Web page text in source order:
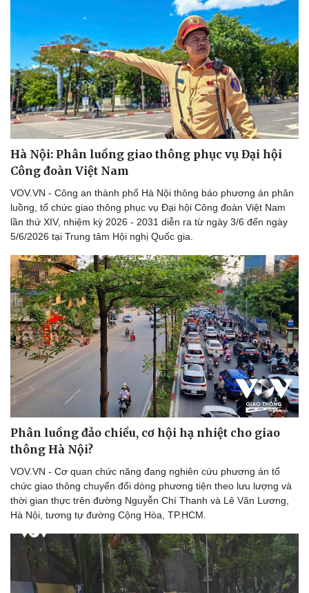
Hà Nội: Phân luồng giao thông phục vụ Đại hội
Công đoàn Việt Nam
VOV.VN - Công an thành phố Hà Nội thông báo phương án phân
luồng, tổ chức giao thông phục vụ Đại hội Công đoàn Việt Nam
lần thứ XIV, nhiệm kỳ 2026 - 2031 diễn ra từ ngày 3/6 đến ngày
5/6/2026 tại Trung tâm Hội nghị Quốc gia.
Phân luồng đảo chiều, cơ hội hạ nhiệt cho giao
thông Hà Nội?
VOV.VN - Cơ quan chức năng đang nghiên cứu phương án tổ
chức giao thông chuyển đổi dòng phương tiện theo lưu lượng và
thời gian thực trên đường Nguyễn Chí Thanh và Lê Văn Lương,
Hà Nội, tương tự đường Cộng Hòa, TP.HCM.